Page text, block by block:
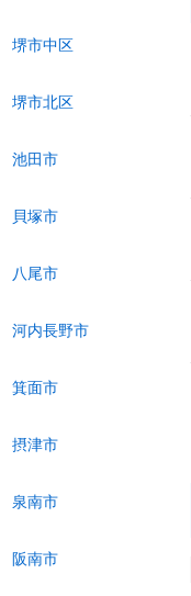
堺市中区
堺市北区
池田市
貝塚市
八尾市
河内長野市
箕面市
摂津市
泉南市
阪南市